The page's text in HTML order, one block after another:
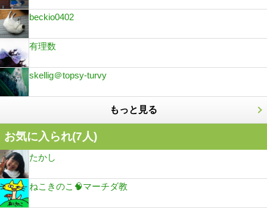
beckio0402
有理数
skellig＠topsy-turvy
もっと見る
お気に入られ(7人)
たかし
ねこきのこ🧠マーチダ教